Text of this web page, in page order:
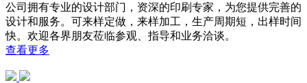
公司拥有专业的设计部门，资深的印刷专家，为您提供完善的
设计和服务。可来样定做，来样加工，生产周期短，出样时间
快。欢迎各界朋友莅临参观、指导和业务洽谈。
查看更多